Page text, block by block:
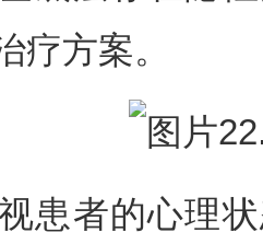
疗方案。
者的心理状